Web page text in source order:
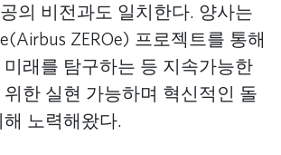
의 비전과도 일치한다. 양사는
ZEROe) 프로젝트를 통해
래를 탐구하는 등 지속가능한
한 실현 가능하며 혁신적인 돌
노력해왔다.